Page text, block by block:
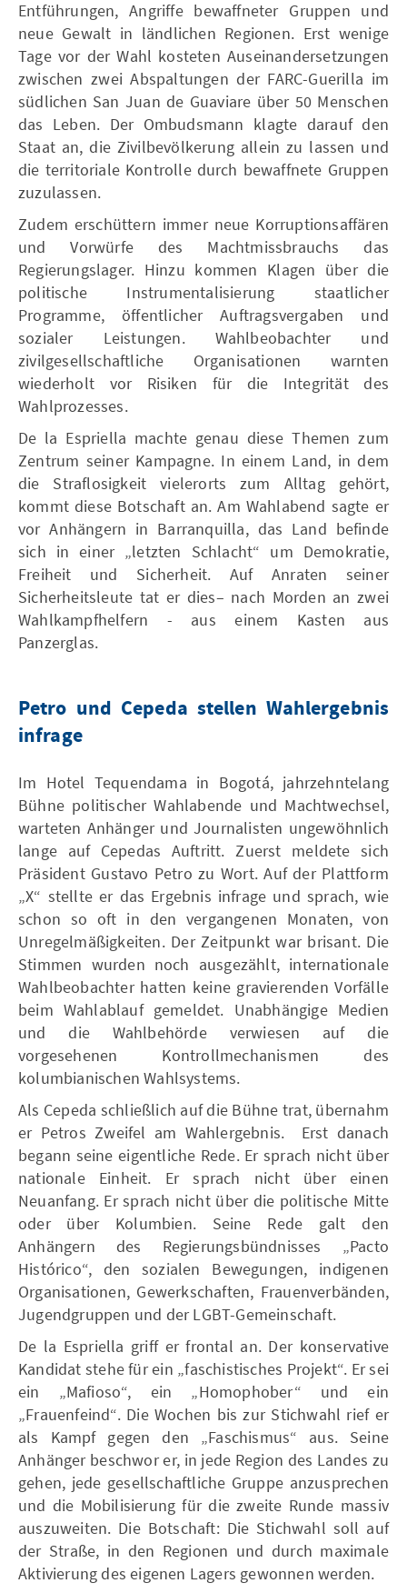
Entführungen, Angriffe bewaffneter Gruppen und
neue Gewalt in ländlichen Regionen. Erst wenige
Tage vor der Wahl kosteten Auseinandersetzungen
zwischen zwei Abspaltungen der FARC-Guerilla im
südlichen San Juan de Guaviare über 50 Menschen
das Leben. Der Ombudsmann klagte darauf den
Staat an, die Zivilbevölkerung allein zu lassen und
die territoriale Kontrolle durch bewaffnete Gruppen
zuzulassen.
Zudem erschüttern immer neue Korruptionsaffären
und Vorwürfe des Machtmissbrauchs das
Regierungslager. Hinzu kommen Klagen über die
politische Instrumentalisierung staatlicher
Programme, öffentlicher Auftragsvergaben und
sozialer Leistungen. Wahlbeobachter und
zivilgesellschaftliche Organisationen warnten
wiederholt vor Risiken für die Integrität des
Wahlprozesses.
De la Espriella machte genau diese Themen zum
Zentrum seiner Kampagne. In einem Land, in dem
die Straflosigkeit vielerorts zum Alltag gehört,
kommt diese Botschaft an. Am Wahlabend sagte er
vor Anhängern in Barranquilla, das Land befinde
sich in einer „letzten Schlacht“ um Demokratie,
Freiheit und Sicherheit. Auf Anraten seiner
Sicherheitsleute tat er dies– nach Morden an zwei
Wahlkampfhelfern - aus einem Kasten aus
Panzerglas.
Petro und Cepeda stellen Wahlergebnis
infrage
Im Hotel Tequendama in Bogotá, jahrzehntelang
Bühne politischer Wahlabende und Machtwechsel,
warteten Anhänger und Journalisten ungewöhnlich
lange auf Cepedas Auftritt. Zuerst meldete sich
Präsident Gustavo Petro zu Wort. Auf der Plattform
„X“ stellte er das Ergebnis infrage und sprach, wie
schon so oft in den vergangenen Monaten, von
Unregelmäßigkeiten. Der Zeitpunkt war brisant. Die
Stimmen wurden noch ausgezählt, internationale
Wahlbeobachter hatten keine gravierenden Vorfälle
beim Wahlablauf gemeldet. Unabhängige Medien
und die Wahlbehörde verwiesen auf die
vorgesehenen Kontrollmechanismen des
kolumbianischen Wahlsystems.
Als Cepeda schließlich auf die Bühne trat, übernahm
er Petros Zweifel am Wahlergebnis. Erst danach
begann seine eigentliche Rede. Er sprach nicht über
nationale Einheit. Er sprach nicht über einen
Neuanfang. Er sprach nicht über die politische Mitte
oder über Kolumbien. Seine Rede galt den
Anhängern des Regierungsbündnisses „Pacto
Histórico“, den sozialen Bewegungen, indigenen
Organisationen, Gewerkschaften, Frauenverbänden,
Jugendgruppen und der LGBT-Gemeinschaft.
De la Espriella griff er frontal an. Der konservative
Kandidat stehe für ein „faschistisches Projekt“. Er sei
ein „Mafioso“, ein „Homophober“ und ein
„Frauenfeind“. Die Wochen bis zur Stichwahl rief er
als Kampf gegen den „Faschismus“ aus. Seine
Anhänger beschwor er, in jede Region des Landes zu
gehen, jede gesellschaftliche Gruppe anzusprechen
und die Mobilisierung für die zweite Runde massiv
auszuweiten. Die Botschaft: Die Stichwahl soll auf
der Straße, in den Regionen und durch maximale
Aktivierung des eigenen Lagers gewonnen werden.